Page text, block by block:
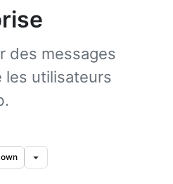
des messages
les utilisateurs